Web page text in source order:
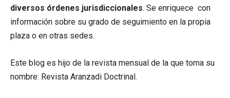
diversos órdenes jurisdiccionales. Se enriquece con
información sobre su grado de seguimiento en la propia
plaza o en otras sedes.
Este blog es hijo de la revista mensual de la que toma su
nombre: Revista Aranzadi Doctrinal.